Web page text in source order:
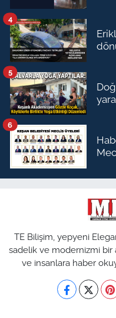
4
5
6
TE Bilişim, yepyeni
sadelik ve modernizmi bir
ve insanlara haber